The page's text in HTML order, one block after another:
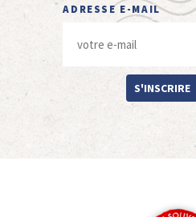
ADRESSE E-MAIL
S'INSCRIRE